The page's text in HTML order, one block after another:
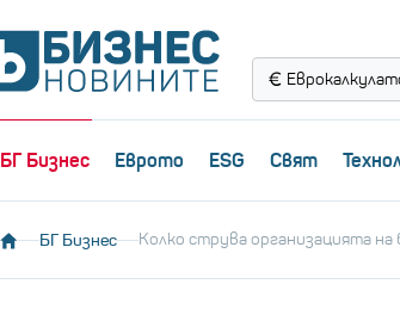
БГ Бизнес Еврото ESG Свят
БГ Бизнес Колко струва организацията